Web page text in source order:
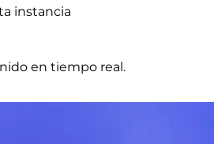
instancia
en tiempo real.